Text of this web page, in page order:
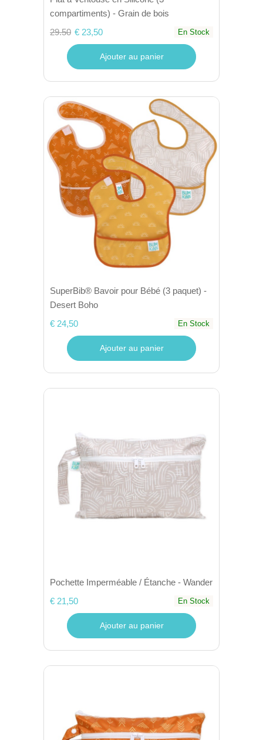
compartiments) - Grain de bois
29.50 € 23,50 En Stock
Ajouter au panier
SuperBib® Bavoir pour Bébé (3 paquet) -
Desert Boho
€ 24,50
En Stock
Ajouter au panier
Pochette Imperméable / Étanche - Wander
€ 21,50
En Stock
Ajouter au panier